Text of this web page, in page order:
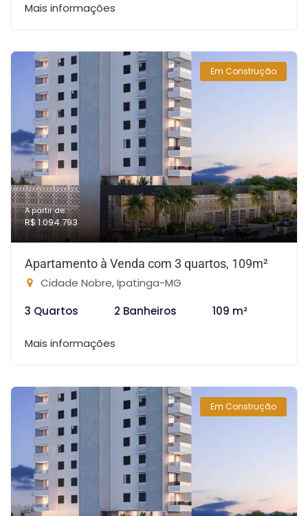
Mais informações
Em Construção
A partir de:
R$ 1.094.793
Apartamento à Venda com 3 quartos, 109m²
Cidade Nobre, Ipatinga-MG
3 Quartos
2 Banheiros 109 m²
Mais informações
Em Construção